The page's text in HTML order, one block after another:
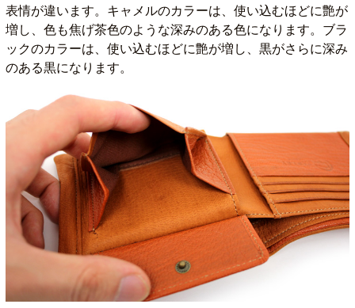
表情が違います。キャメルのカラーは、使い込むほどに艶が
増し、色も焦げ茶色のような深みのある色になります。ブラ
ックのカラーは、使い込むほどに艶が増し、黒がさらに深み
のある黒になります。